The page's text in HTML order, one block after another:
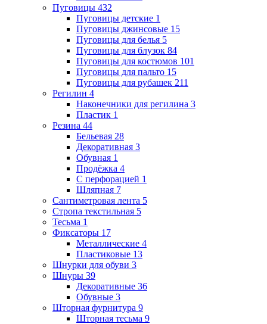
Пуговицы 432
Пуговицы детские 1
Пуговицы джинсовые 15
Пуговицы для белья 5
Пуговицы для блузок 84
Пуговицы для костюмов 101
Пуговицы для пальто 15
Пуговицы для рубашек 211
Регилин 4
Наконечники для регилина 3
Пластик 1
Резина 44
Бельевая 28
Декоративная 3
Обувная 1
Продёжка 4
С перфорацией 1
Шляпная 7
Сантиметровая лента 5
Стропа текстильная 5
Тесьма 1
Фиксаторы 17
Металлические 4
Пластиковые 13
Шнурки для обуви 3
Шнуры 39
Декоративные 36
Обувные 3
Шторная фурнитура 9
Шторная тесьма 9